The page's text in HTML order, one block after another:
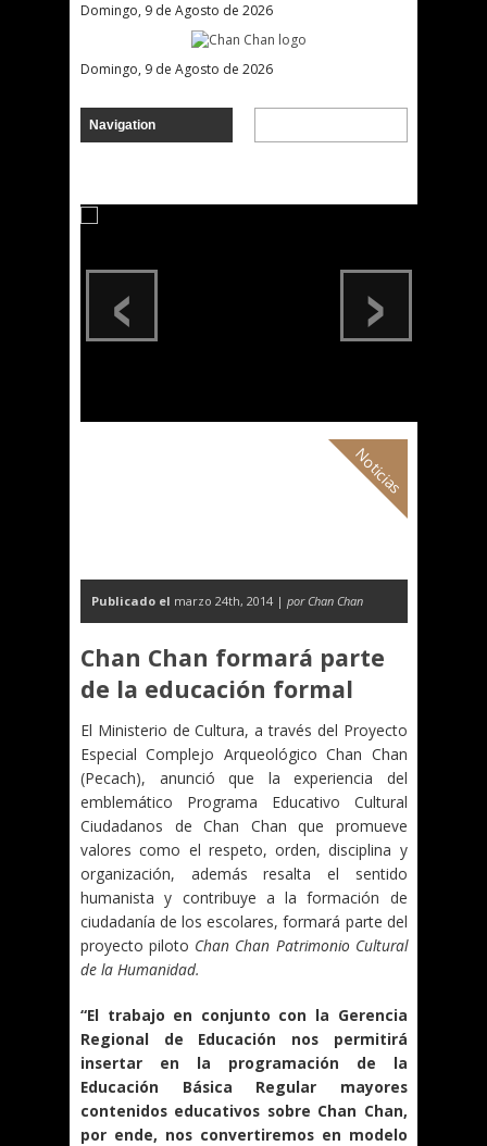
Domingo, 9 de Agosto de 2026
Domingo, 9 de Agosto de 2026
›
‹
Noticias
Publicado el marzo 24th, 2014 | por Chan Chan
Chan Chan formará parte
de la educación formal
El Ministerio de Cultura, a través del Proyecto
Especial Complejo Arqueológico Chan Chan
(Pecach), anunció que la experiencia del
emblemático Programa Educativo Cultural
Ciudadanos de Chan Chan que promueve
valores como el respeto, orden, disciplina y
organización, además resalta el sentido
humanista y contribuye a la formación de
ciudadanía de los escolares, formará parte del
proyecto piloto Chan Chan Patrimonio Cultural
de la Humanidad.
“El trabajo en conjunto con la Gerencia
Regional de Educación nos permitirá
insertar en la programación de la
Educación Básica Regular mayores
contenidos educativos sobre Chan Chan,
por ende, nos convertiremos en modelo